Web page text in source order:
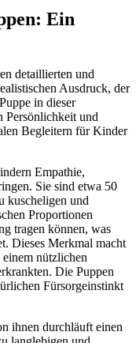
Ein
detaillierten und
Ausdruck, der
in dieser
Persönlichkeit und
Begleitern für Kinder
Empathie,
Sie sind etwa 50
kuscheligen und
Proportionen
tragen können, was
Dieses Merkmal macht
nützlichen
Die Puppen
Fürsorgeinstinkt
ihnen durchläuft einen